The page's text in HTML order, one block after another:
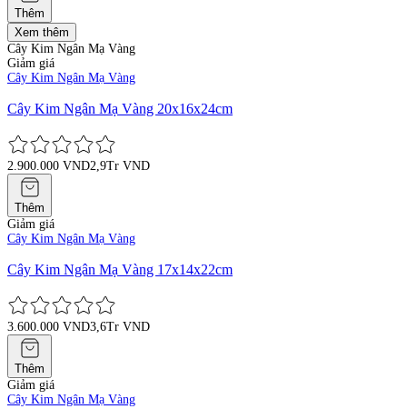
Thêm
Xem thêm
Cây Kim Ngân Mạ Vàng
Giảm giá
Cây Kim Ngân Mạ Vàng
Cây Kim Ngân Mạ Vàng 20x16x24cm
2.900.000 VND2,9Tr VND
Thêm
Giảm giá
Cây Kim Ngân Mạ Vàng
Cây Kim Ngân Mạ Vàng 17x14x22cm
3.600.000 VND3,6Tr VND
Thêm
Giảm giá
Cây Kim Ngân Mạ Vàng